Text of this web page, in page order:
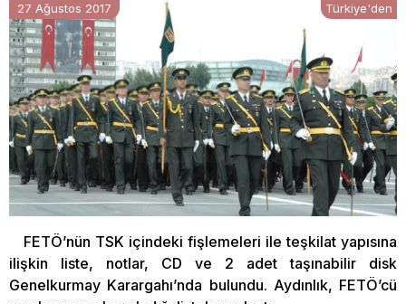
27 Ağustos 2017 Türkiye'den
FETÖ’nün TSK içindeki fişlemeleri ile teşkilat yapısına
ilişkin liste, notlar, CD ve 2 adet taşınabilir disk
Genelkurmay Karargahı’nda bulundu. Aydınlık, FETÖ’cü